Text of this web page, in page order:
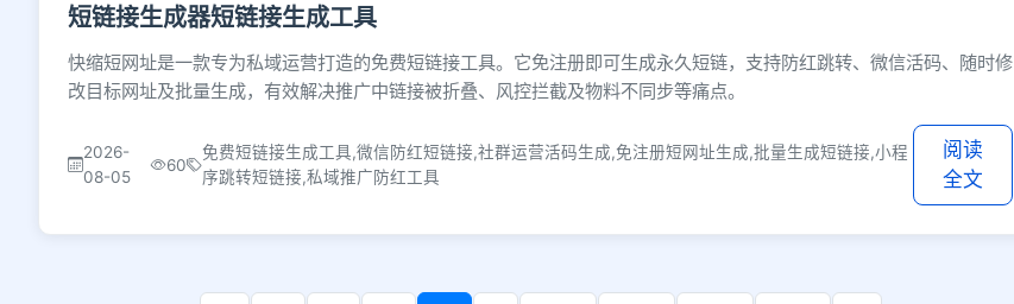
短链接生成器短链接生成工具
快缩短网址是一款专为私域运营打造的免费短链接工具。它免注册即可生成永久短链，支持防红跳转、微信活码、随时修
改目标网址及批量生成，有效解决推广中链接被折叠、风控拦截及物料不同步等痛点。
2026-
08-05
60
免费短链接生成工具,微信防红短链接,社群运营活码生成,免注册短网址生成,批量生成短链接,小程
序跳转短链接,私域推广防红工具
阅读
全文